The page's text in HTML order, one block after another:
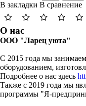
В закладки В сравнение
О нас
ООО "Ларец уюта"
С 2015 года мы
оборудованием,
Подробнее о нас здесь
Также с 2019 года мы
программы "Я-